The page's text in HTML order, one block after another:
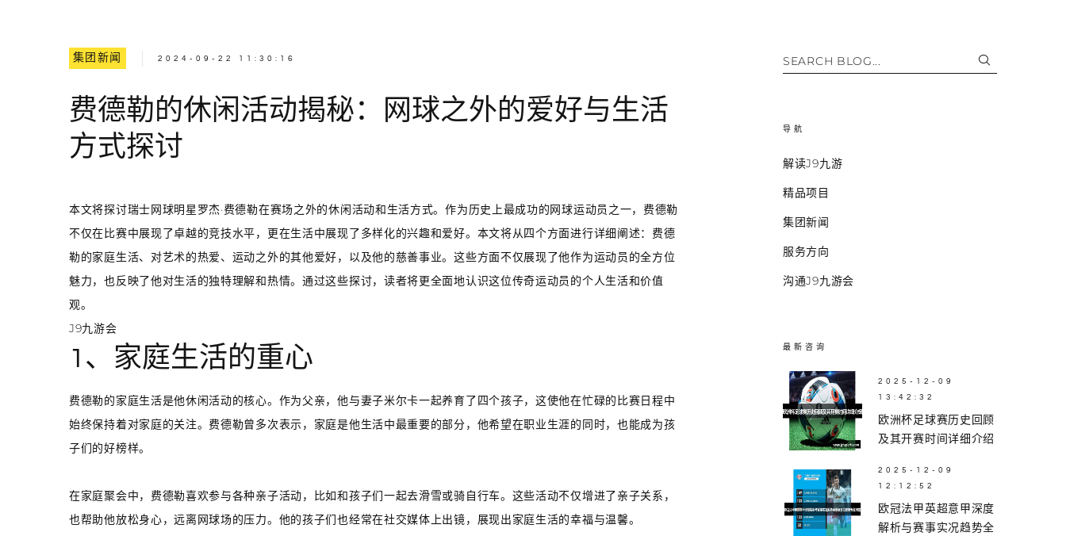
集团新闻 2024-09-22 11:30:16
费德勒的休闲活动揭秘：网球之外的爱好与生活
方式探讨
本文将探讨瑞士网球明星罗杰·费德勒在赛场之外的休闲活动和生活方式。作为历史上最成功的网球运动员之一，费德勒
不仅在比赛中展现了卓越的竞技水平，更在生活中展现了多样化的兴趣和爱好。本文将从四个方面进行详细阐述：费德
勒的家庭生活、对艺术的热爱、运动之外的其他爱好，以及他的慈善事业。这些方面不仅展现了他作为运动员的全方位
魅力，也反映了他对生活的独特理解和热情。通过这些探讨，读者将更全面地认识这位传奇运动员的个人生活和价值
观。
J9九游会
1、家庭生活的重心
费德勒的家庭生活是他休闲活动的核心。作为父亲，他与妻子米尔卡一起养育了四个孩子，这使他在忙碌的比赛日程中
始终保持着对家庭的关注。费德勒曾多次表示，家庭是他生活中最重要的部分，他希望在职业生涯的同时，也能成为孩
子们的好榜样。
在家庭聚会中，费德勒喜欢参与各种亲子活动，比如和孩子们一起去滑雪或骑自行车。这些活动不仅增进了亲子关系，
也帮助他放松身心，远离网球场的压力。他的孩子们也经常在社交媒体上出镜，展现出家庭生活的幸福与温馨。
SEARCH BLOG...
导航
解读J9九游
精品项目
集团新闻
服务方向
沟通J9九游会
最新咨询
2025-12-09
13:42:32
欧洲杯足球赛历史回顾
及其开赛时间详细介绍
2025-12-09
12:12:52
欧冠法甲英超意甲深度
解析与赛事实况趋势全